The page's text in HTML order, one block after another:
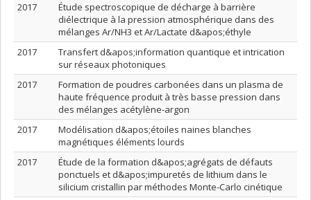
2017
Étude spectroscopique de décharge à barrière
diélectrique à la pression atmosphérique dans des
mélanges Ar/NH3 et Ar/Lactate d&apos;éthyle
2017
Transfert d&apos;information quantique et intrication
sur réseaux photoniques
2017
Formation de poudres carbonées dans un plasma de
haute fréquence produit à très basse pression dans
des mélanges acétylène-argon
2017
Modélisation d&apos;étoiles naines blanches
magnétiques éléments lourds
2017
Étude de la formation d&apos;agrégats de défauts
ponctuels et d&apos;impuretés de lithium dans le
silicium cristallin par méthodes Monte-Carlo cinétique